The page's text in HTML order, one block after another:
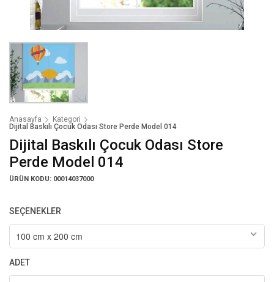
Anasayfa
Kategori
Dijital Baskılı Çocuk Odası Store Perde Model 014
Dijital Baskılı Çocuk Odası Store
Perde Model 014
ÜRÜN KODU: 00014037000
SEÇENEKLER
100 cm x 200 cm
ADET